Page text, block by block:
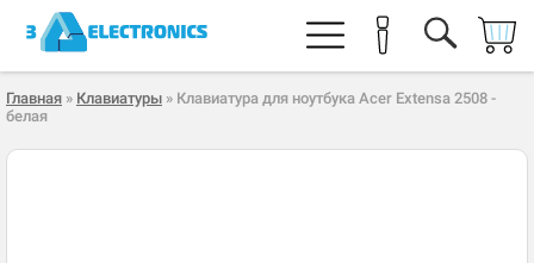
Главная » Клавиатуры » Клавиатура для ноутбука Acer Extensa 2508 -
белая